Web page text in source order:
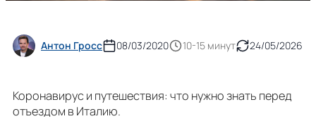
Антон Гросс 08/03/2020 10-15 минут 24/05/2026
Коронавирус и путешествия: что нужно знать перед
отъездом в Италию.